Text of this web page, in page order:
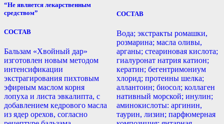
“Не является лекарственным
средством”
СОСТАВ
Бальзам «Хвойный дар»
изготовлен новым методом
интенсификации
экстрагирования пихтовым
эфирным маслом корня
лопуха и листа эвкалипта, с
добавлением кедрового масла
из ядер орехов, согласно
СОСТАВ
Вода; экстракты ромашки,
розмарина; масла оливы,
арганы; стеариновая кислота;
гиалуронат натрия катион;
кератин; бегентримониум
хлорид; протеины шелка;
аллантоин; биосол; коллаген
нативный морской; инулин;
аминокислоты: аргинин,
таурин, лизин; парфюмерная